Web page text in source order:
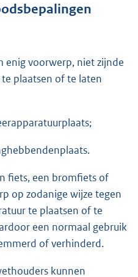
enig voorwerp, niet zijnde
plaatsen of te laten
fiets, een bromfiets of
op zodanige wijze tegen
te plaatsen of te
een normaal gebruik
of verhinderd.
kunnen